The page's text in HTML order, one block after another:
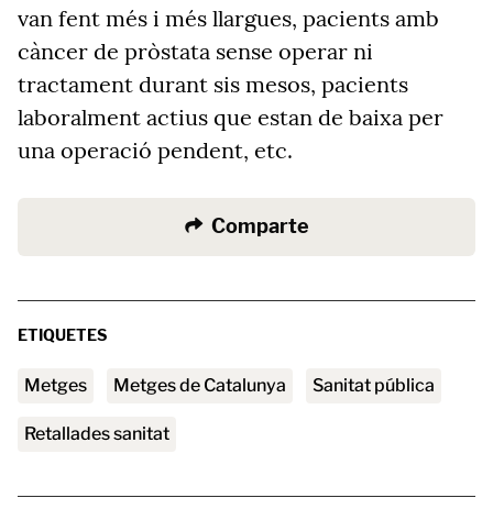
van fent més i més llargues, pacients amb
càncer de pròstata sense operar ni
tractament durant sis mesos, pacients
laboralment actius que estan de baixa per
una operació pendent, etc.
Comparte
ETIQUETES
metges Metges de Catalunya sanitat pública
retallades sanitat